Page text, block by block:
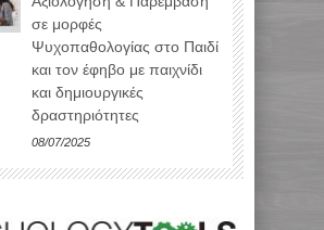
σε μορφές
Ψυχοπαθολογίας στο Παιδί
και τον έφηβο με παιχνίδι
και δημιουργικές
δραστηριότητες
08/07/2025